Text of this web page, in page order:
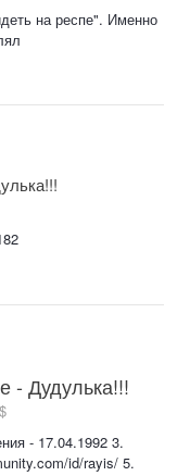
на респе". Именно
- Дудулька!!!
- 17.04.1992 3.
id/rayis/ 5.